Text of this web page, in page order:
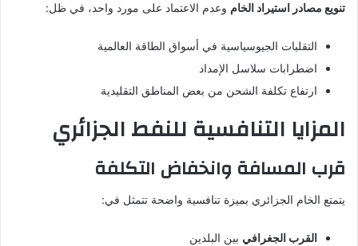
تنويع مصادر استيراد الخام وعدم الاعتماد على مورد واحد، في ظل:
التقلبات الجيوسياسية في أسواق الطاقة العالمية
اضطرابات سلاسل الإمداد
ارتفاع تكلفة الشحن من بعض المناطق التقليدية
المزايا التنافسية للنفط الجزائري
قرب المسافة وانخفاض التكلفة
يتمتع الخام الجزائري بميزة تنافسية واضحة تتمثل في:
القرب الجغرافي بين البلدين